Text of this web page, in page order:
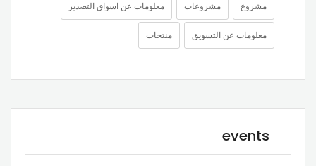
مشروع مشروعات معلومات عن اسواق التصدير
معلومات عن التسويق منتجات
events